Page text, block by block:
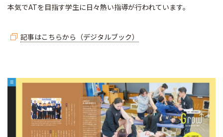
本気でATを目指す学生に日々熱い指導が行われています。
記事はこちらから（デジタルブック）